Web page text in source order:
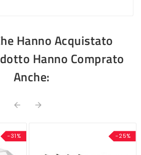
Hanno Acquistato
Hanno Comprato
Anche:
 
-31% -25%